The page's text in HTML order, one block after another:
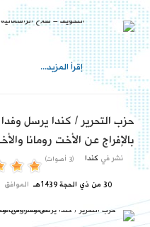
إقرأ المزيد...
حزب التحرير / كندا يرسل
بالإفراج عن الأخت رومانا
نشر في كندا (3 أصوات)
30 من ذي الحجة 1439هـ الموافق